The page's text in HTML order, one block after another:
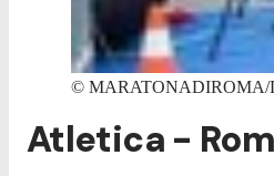
© MARATONADIROMA/
Atletica -